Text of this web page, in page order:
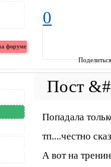
0
Попадала
тп....честно
А вот на